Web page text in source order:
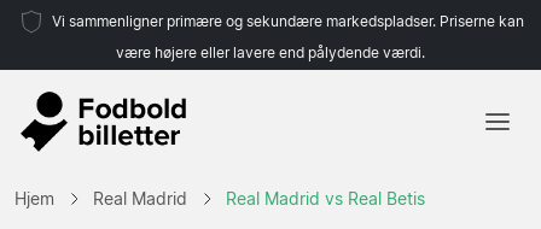
Vi sammenligner primære og sekundære markedspladser. Priserne kan
være højere eller lavere end pålydende værdi.
Hjem Real Madrid Real Madrid vs Real Betis